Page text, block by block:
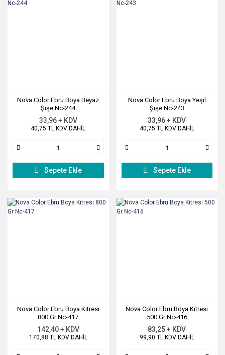
Nova Color Ebru Boya Beyaz
Şişe Nc-244
33,96 + KDV
40,75 TL KDV DAHİL
Sepete Ekle
Nova Color Ebru Boya Yeşil
Şişe Nc-243
33,96 + KDV
40,75 TL KDV DAHİL
Sepete Ekle
Nova Color Ebru Boya Kitresi
800 Gr Nc-417
142,40 + KDV
170,88 TL KDV DAHİL
Nova Color Ebru Boya Kitresi
500 Gr Nc-416
83,25 + KDV
99,90 TL KDV DAHİL